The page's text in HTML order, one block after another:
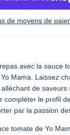
de moyens de
avec la sauce
Mama. Laissez
de
compléter le profil
par la passion
tomate de Yo